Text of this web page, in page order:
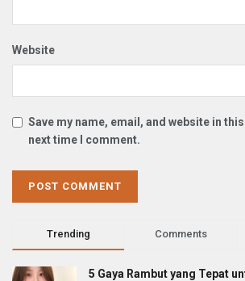
Website
Save my name, email, and website in
next time I comment.
Trending Comments
5 Gaya Rambut yang Tepat